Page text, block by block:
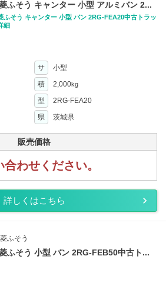
ふそう キャンター 小型 アルミバン 2...
ふそう キャンター 小型 バン 2RG-FEA20中古トラッ
細
サ
小型
積 2,000kg
型
2RG-FEA20
県 茨城県
販売価格
合わせください。
詳しくはこちら
ふそう
ふそう 小型 バン 2RG-FEB50中古ト...